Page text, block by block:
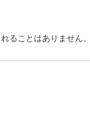
ることはありません。